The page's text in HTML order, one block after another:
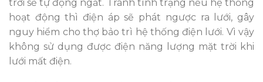
trời sẽ tự động ngắt. Tránh tình trạng nếu hệ thống
hoạt động thì điện áp sẽ phát ngược ra lưới, gây
nguy hiểm cho thợ bảo trì hệ thống điện lưới. Vì vậy
không sử dụng được điện năng lượng mặt trời khi
lưới mất điện.